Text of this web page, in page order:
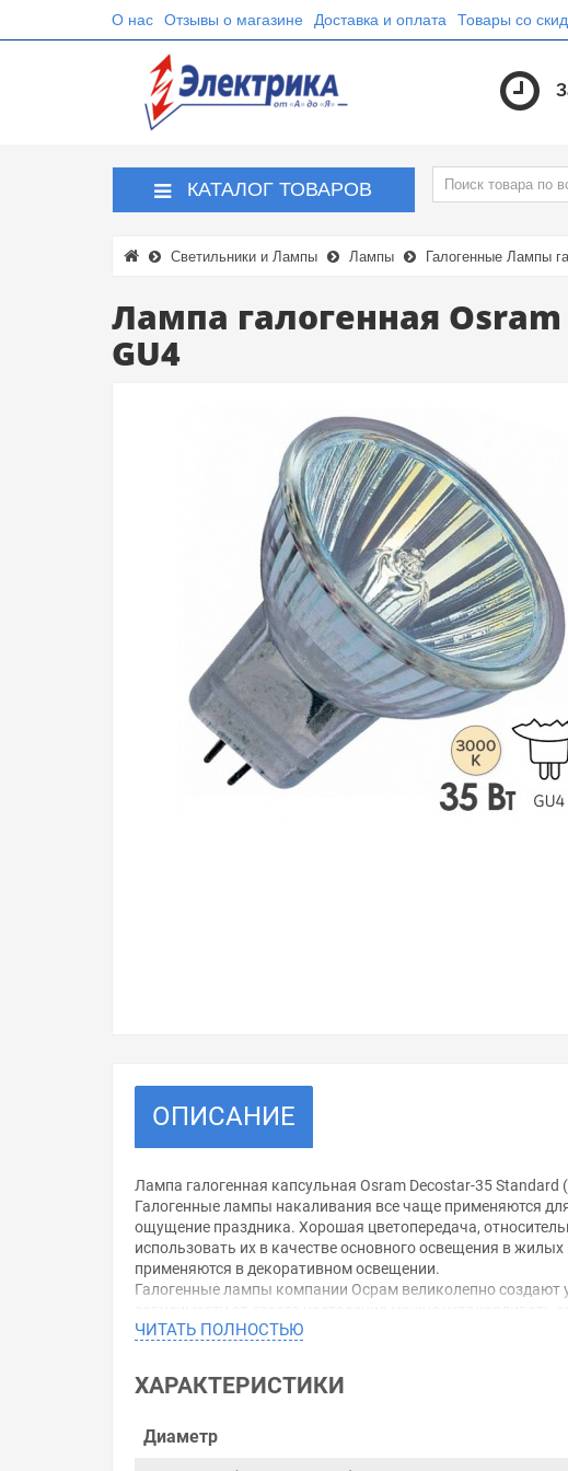
О нас Отзывы о магазине Доставка и оплата Товары со
КАТАЛОГ ТОВАРОВ
Светильники и Лампы Лампы Галогенные Лампы
Лампа галогенная Osram
GU4
ОПИСАНИЕ
Лампа галогенная капсульная Osram Decostar-35
Галогенные лампы накаливания все чаще применяются
ощущение праздника. Хорошая цветопередача,
использовать их в качестве основного освещения в
применяются в декоративном освещении.
Галогенные лампы компании Осрам великолепно
зависимости от своего настроения можно
Уважаемые покупатели.
Обращаем Ваше внимание, что размещенная на данном
необходимо уточнить у менеджеров, которые с
ЧИТАТЬ ПОЛНОСТЬЮ
ХАРАКТЕРИСТИКИ
Диаметр